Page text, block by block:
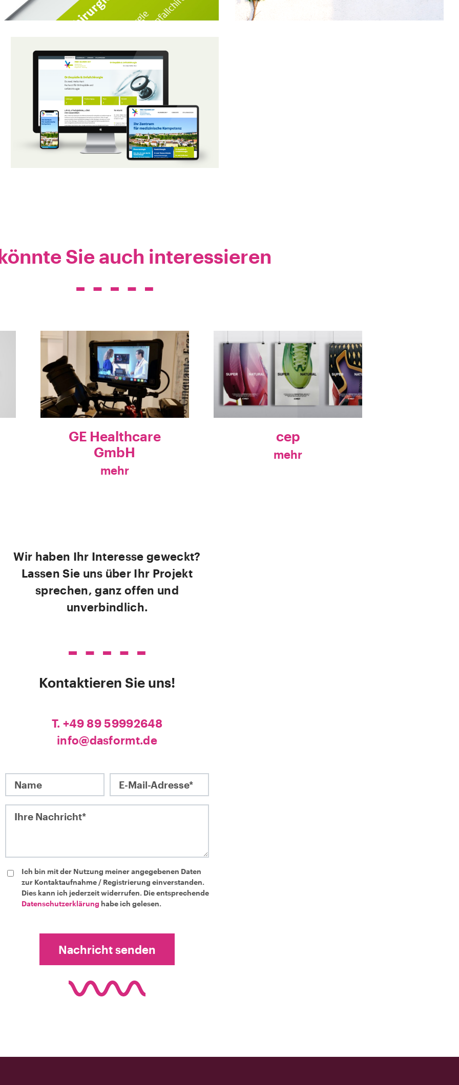
Sie auch interessieren
GE Healthcare
GmbH
mehr
cep
mehr
Wir haben Ihr Interesse geweckt?
Lassen Sie uns über Ihr Projekt
sprechen, ganz offen und
unverbindlich.
Kontaktieren Sie uns!
T. +49 89 59992648
info@dasformt.de
E-Mail-Adresse*
Ich bin mit der Nutzung meiner angegebenen Daten
zur Kontaktaufnahme / Registrierung einverstanden.
Dies kann ich jederzeit widerrufen. Die entsprechende
Datenschutzerklärung habe ich gelesen.
Nachricht senden